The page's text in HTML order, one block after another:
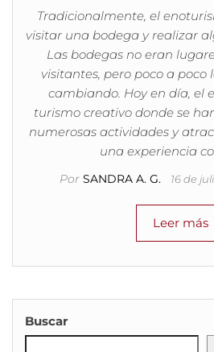
Tradicionalmente, el
visitar una bodega y realizar
Las bodegas no eran
visitantes, pero poco a poco
cambiando. Hoy en día, el
turismo creativo donde se
numerosas actividades y
una experiencia
Por SANDRA A. G. 16 de
Leer más
Buscar